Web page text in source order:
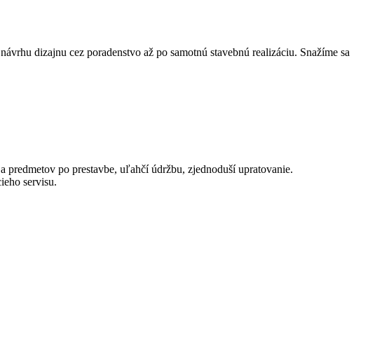
dizajnu cez poradenstvo až po samotnú stavebnú realizáciu. Snažíme sa
po prestavbe, uľahčí údržbu, zjednoduší upratovanie.
servisu.